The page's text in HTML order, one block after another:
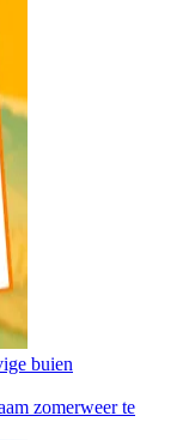
buien
zomerweer te